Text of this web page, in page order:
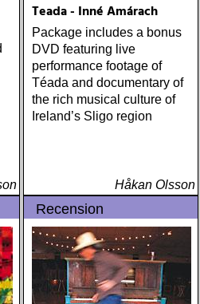
Teada - Inné Amárach
Package includes a bonus
DVD featuring live
performance footage of
Téada and documentary of
the rich musical culture of
Ireland’s Sligo region
Håkan Olsson
Recension